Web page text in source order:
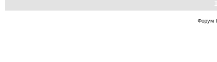
Форум